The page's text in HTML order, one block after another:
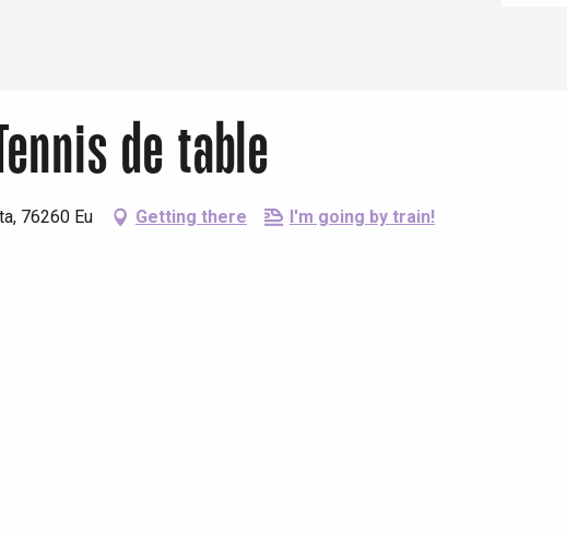
de table
76260 Eu Getting there I'm going by train!